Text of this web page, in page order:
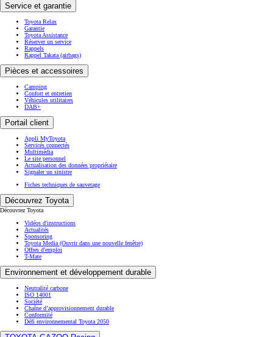
Service et garantie
Toyota Relax
Garantie
Toyota Assistance
Réserver un service
Rappels
Rappel Takata (airbags)
Pièces et accessoires
Camping
Confort et entretien
Véhicules utilitaires
DAB+
Portail client
Appli MyToyota
Servicés connectés
Multimédia
Le site personnel
Actualisation des données propriétaire
Signaler un sinistre
Fiches techniques de sauvetage
Découvrez Toyota
Découvrez Toyota
Vidéos d'instructions
Actualités
Sponsoring
Toyota Media (Ouvrir dans une nouvelle fenêtre)
Offres d'emploi
T-Mate
Environnement et développement durable
Neutralité carbone
ISO 14001
Société
Chaîne d’approvisionnement durable
Conformité
Défi environnemental Toyota 2050